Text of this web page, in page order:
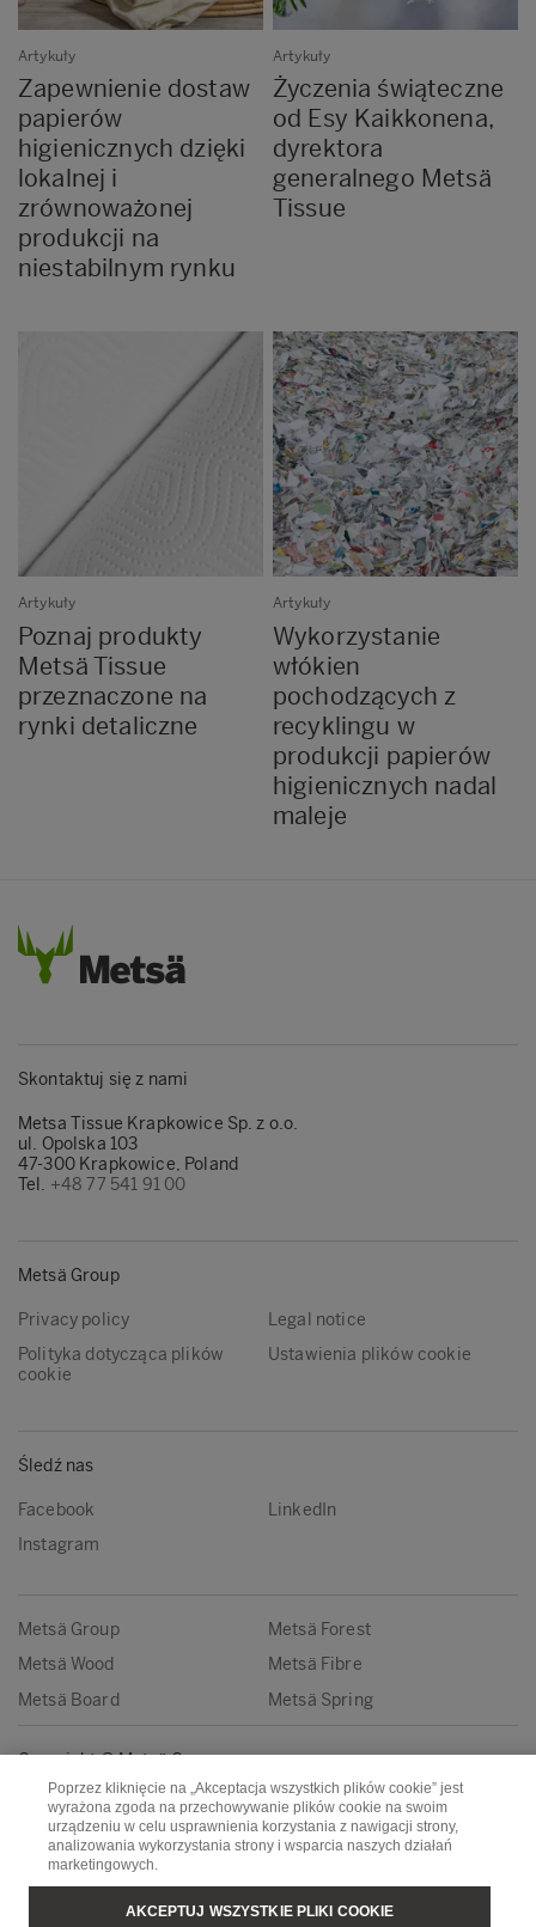
Artykuły
Zapewnienie dostaw
papierów
higienicznych dzięki
lokalnej i
zrównoważonej
produkcji na
niestabilnym rynku
Artykuły
Życzenia świąteczne
od Esy Kaikkonena,
dyrektora
generalnego Metsä
Tissue
Artykuły
Poznaj produkty
Metsä Tissue
przeznaczone na
rynki detaliczne
Artykuły
Wykorzystanie
włókien
pochodzących z
recyklingu w
produkcji papierów
higienicznych nadal
maleje
Skontaktuj się z nami
Metsa Tissue Krapkowice Sp. z o.o.
ul. Opolska 103
47-300 Krapkowice, Poland
Tel. +48 77 541 91 00
Metsä Group
Privacy policy
Legal notice
Polityka dotycząca plików
cookie
Ustawienia plików cookie
Śledź nas
Facebook
LinkedIn
Instagram
Metsä Group
Metsä Forest
Metsä Wood
Metsä Fibre
Metsä Board
Metsä Spring
Copyright © Metsä Group
Poprzez kliknięcie na „Akceptacja wszystkich plików cookie” jest
wyrażona zgoda na przechowywanie plików cookie na swoim
urządzeniu w celu usprawnienia korzystania z nawigacji strony,
analizowania wykorzystania strony i wsparcia naszych działań
marketingowych.
AKCEPTUJ WSZYSTKIE PLIKI COOKIE